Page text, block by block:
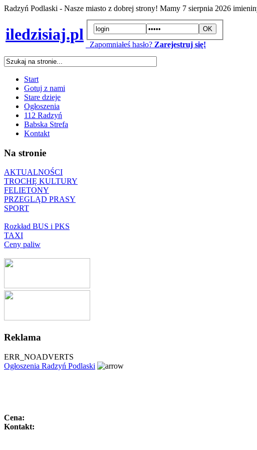
Radzyń Podlaski - Nasze miasto z dobrej strony! Mamy 7 sierpnia 2026
iledzisiaj.pl
Zapomniałeś hasło? Zarejestruj się!
Start
Gotuj z nami
Stare dzieje
Ogłoszenia
112 Radzyń
Babska Strefa
Kontakt
Na stronie
AKTUALNOŚCI
TROCHĘ KULTURY
FELIETONY
PRZEGLĄD PRASY
SPORT
Rozkład BUS i PKS
TAXI
Ceny paliw
Reklama
ERR_NOADVERTS
Ogłoszenia Radzyń Podlaski
Cena:
Kontakt: